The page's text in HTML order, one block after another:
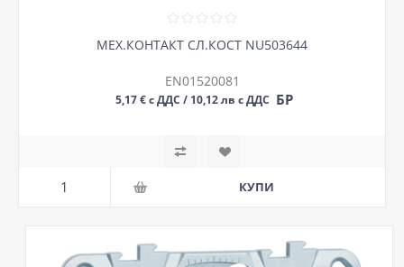
МЕХ.КОНТАКТ СЛ.КОСТ NU503644
EN01520081
5,17 € с ДДС / 10,12 лв с ДДС БР